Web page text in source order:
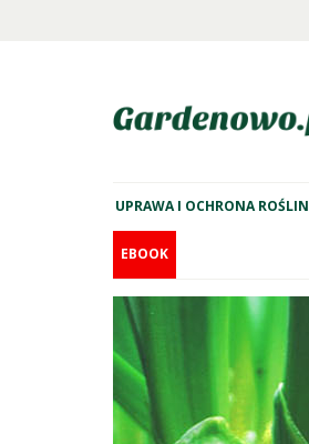
UPRAWA I OCHRONA ROŚLIN
EBOOK